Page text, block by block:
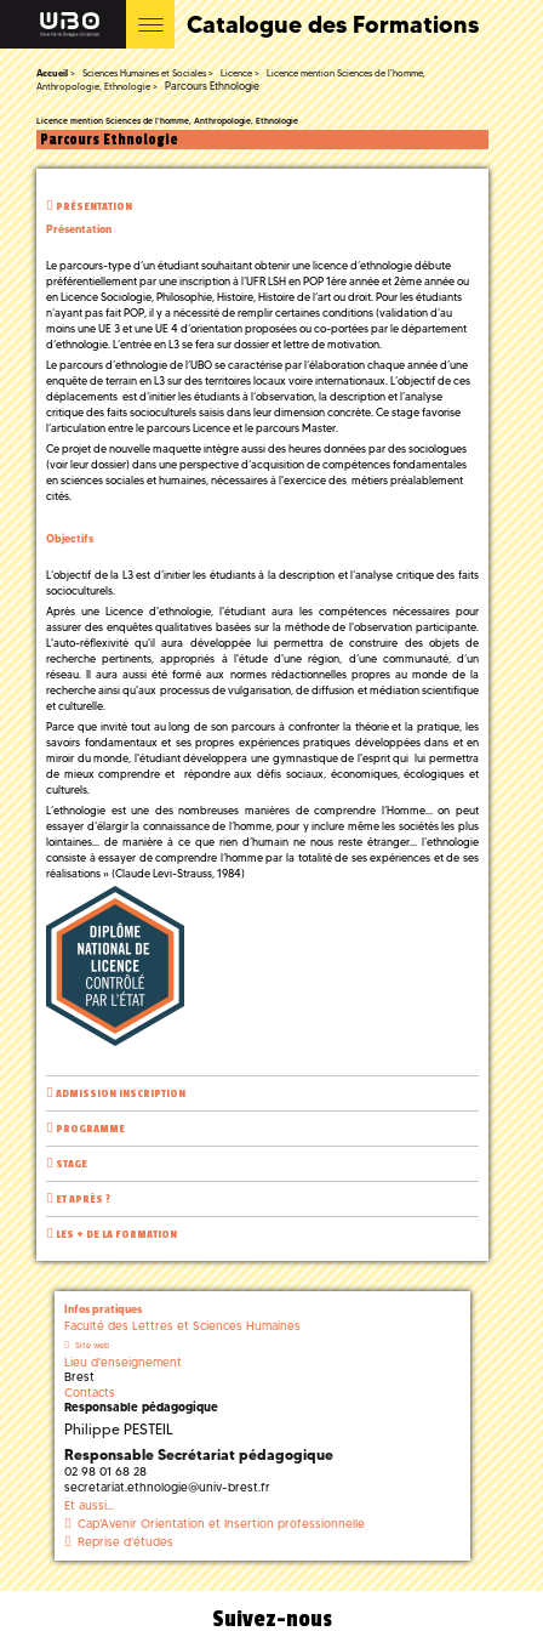
Catalogue des Formations
Accueil Sciences Humaines et Sociales Licence
Licence mention Sciences de l'homme,
Anthropologie, Ethnologie
Parcours Ethnologie
Licence mention Sciences de l'homme, Anthropologie, Ethnologie
Parcours Ethnologie
PRÉSENTATION
Présentation
Le parcours-type d’un étudiant souhaitant obtenir une licence d’ethnologie débute
préférentiellement par une inscription à l’UFR LSH en POP 1ère année et 2ème année ou
en Licence Sociologie, Philosophie, Histoire, Histoire de l’art ou droit. Pour les étudiants
n’ayant pas fait POP, il y a nécessité de remplir certaines conditions (validation d’au
moins une UE 3 et une UE 4 d’orientation proposées ou co-portées par le département
d’ethnologie. L’entrée en L3 se fera sur dossier et lettre de motivation.
Le parcours d’ethnologie de l’UBO se caractérise par l’élaboration chaque année d’une
enquête de terrain en L3 sur des territoires locaux voire internationaux. L’objectif de ces
déplacements est d’initier les étudiants à l’observation, la description et l’analyse
critique des faits socioculturels saisis dans leur dimension concrète. Ce stage favorise
l’articulation entre le parcours Licence et le parcours Master.
Ce projet de nouvelle maquette intègre aussi des heures données par des sociologues
(voir leur dossier) dans une perspective d’acquisition de compétences fondamentales
en sciences sociales et humaines, nécessaires à l'exercice des métiers préalablement
cités.
Objectifs
L’objectif de la L3 est d’initier les étudiants à la description et l’analyse critique des faits
socioculturels.
Après une Licence d'ethnologie, l'étudiant aura les compétences nécessaires pour
assurer des enquêtes qualitatives basées sur la méthode de l'observation participante.
L'auto-réflexivité qu'il aura développée lui permettra de construire des objets de
recherche pertinents, appropriés à l'étude d'une région, d’une communauté, d’un
réseau. Il aura aussi été formé aux normes rédactionnelles propres au monde de la
recherche ainsi qu'aux processus de vulgarisation, de diffusion et médiation scientifique
et culturelle.
Parce que invité tout au long de son parcours à confronter la théorie et la pratique, les
savoirs fondamentaux et ses propres expériences pratiques développées dans et en
miroir du monde, l'étudiant développera une gymnastique de l'esprit qui lui permettra
de mieux comprendre et répondre aux défis sociaux, économiques, écologiques et
culturels.
L’ethnologie est une des nombreuses manières de comprendre l’Homme… on peut
essayer d’élargir la connaissance de l’homme, pour y inclure même les sociétés les plus
lointaines… de manière à ce que rien d’humain ne nous reste étranger… l’ethnologie
consiste à essayer de comprendre l’homme par la totalité de ses expériences et de ses
réalisations » (Claude Levi-Strauss, 1984)
ADMISSION INSCRIPTION
PROGRAMME
STAGE
ET APRÈS ?
LES + DE LA FORMATION
Infos pratiques
Faculté des Lettres et Sciences Humaines
Site web
Lieu d'enseignement
Brest
Contacts
Responsable pédagogique
Philippe PESTEIL
Responsable Secrétariat pédagogique
02 98 01 68 28
secretariat.ethnologie@univ-brest.fr
Et aussi...
Cap'Avenir Orientation et Insertion professionnelle
Reprise d'études
Suivez-nous